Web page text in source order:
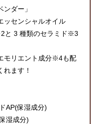
ダー」
ッセンシャルオイル
と 3 種類のセラミド※3
モリエント成分※4も配
ます！
成分)
AP(保湿成分)
湿成分)